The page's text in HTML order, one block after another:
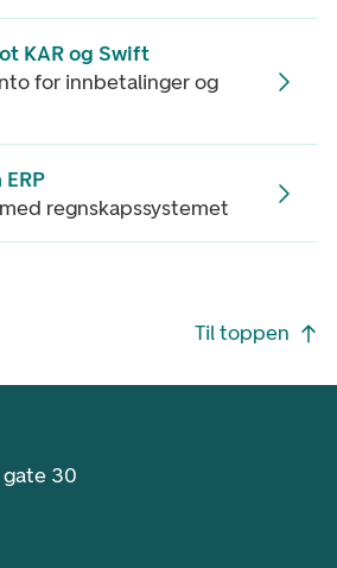
KAR og Swift
for innbetalinger og
regnskapssystemet
Til toppen
gate 30